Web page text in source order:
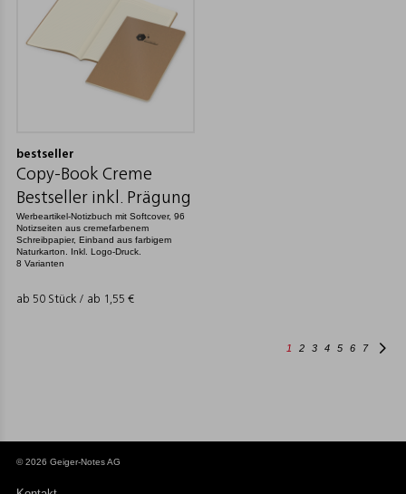
bestseller
Copy-Book Creme
Bestseller inkl. Prägung
Werbeartikel-Notizbuch mit Softcover, 96
Notizseiten aus cremefarbenem
Schreibpapier, Einband aus farbigem
Naturkarton. Inkl. Logo-Druck.
8 Varianten
ab 50 Stück / ab 1,55 €
1 2 3 4 5 6 7
© 2026 Geiger-Notes AG